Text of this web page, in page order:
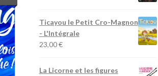
Ticayou le Petit Cro-Magnon
- L'Intégrale
23,00€
La Licorne et les figures